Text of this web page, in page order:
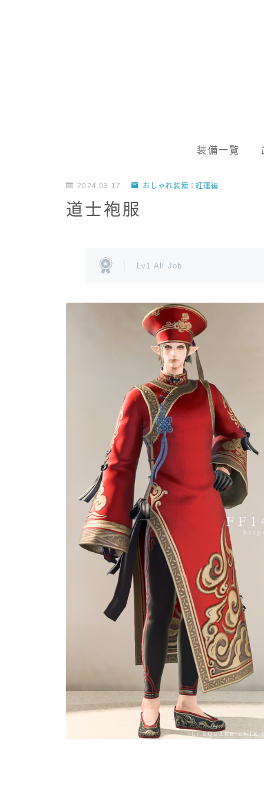
装備一覧
2024.03.17 おしゃれ装備：紅蓮編
道士袍服
Lv1 All Job